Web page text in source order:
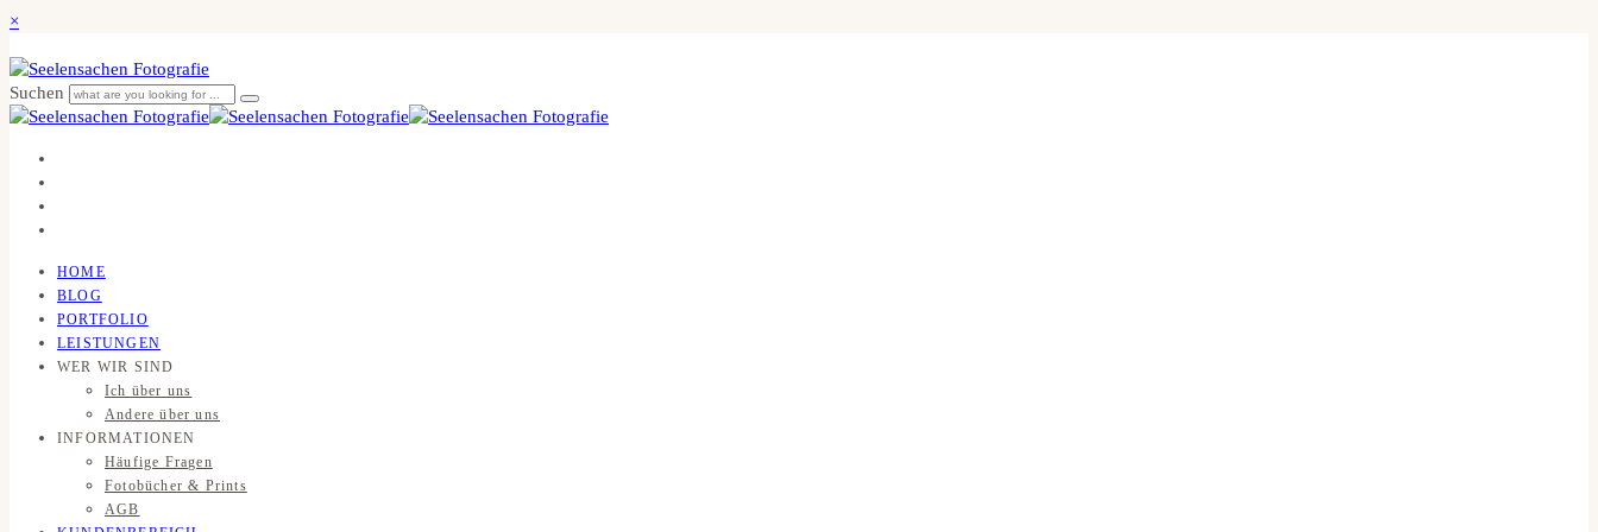
×
Suchen
HOME
BLOG
PORTFOLIO
LEISTUNGEN
WER WIR SIND
Ich über uns
Andere über uns
INFORMATIONEN
Häufige Fragen
Fotobücher & Prints
AGB